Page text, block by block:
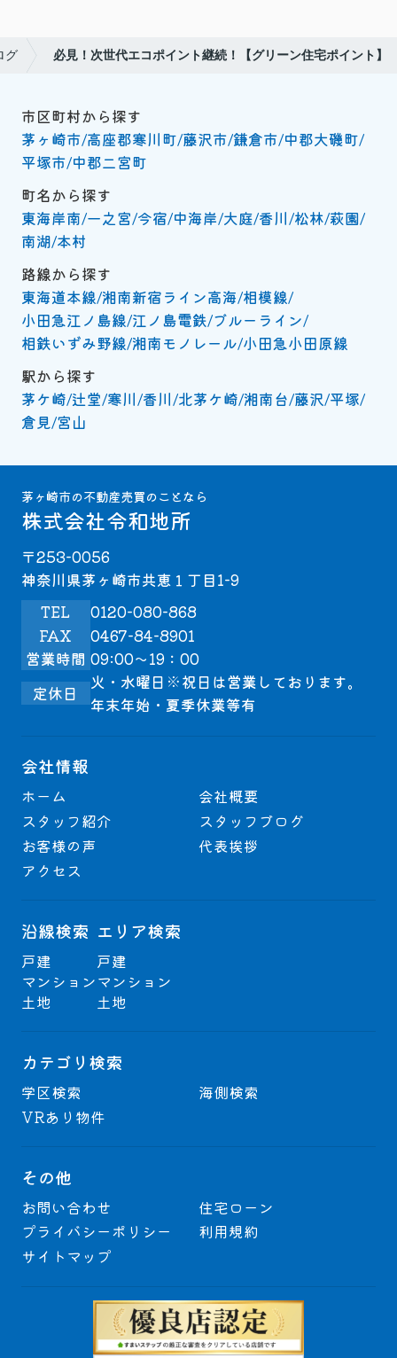
グ 必見！次世代エコポイント継続！【グリーン住宅ポイント】
市区町村から探す
茅ヶ崎市 高座郡寒川町 藤沢市 鎌倉市 中郡大磯町
平塚市 中郡二宮町
町名から探す
東海岸南 一之宮 今宿 中海岸 大庭 香川 松林 萩園
南湖 本村
路線から探す
東海道本線 湘南新宿ライン高海 相模線
小田急江ノ島線 江ノ島電鉄 ブルーライン
相鉄いずみ野線 湘南モノレール 小田急小田原線
駅から探す
茅ケ崎 辻堂 寒川 香川 北茅ケ崎 湘南台 藤沢 平塚
倉見 宮山
茅ヶ崎市の不動産売買のことなら
株式会社令和地所
〒253-0056
神奈川県茅ヶ崎市共恵１丁目1-9
TEL
0120-080-868
FAX
0467-84-8901
営業時間 09:00～19：00
定休日
火・水曜日※祝日は営業しております。
年末年始・夏季休業等有
会社情報
ホーム
会社概要
スタッフ紹介
スタッフブログ
お客様の声
代表挨拶
アクセス
沿線検索
戸建
マンション
土地
エリア検索
戸建
マンション
土地
カテゴリ検索
学区検索
海側検索
VRあり物件
その他
お問い合わせ
住宅ローン
プライバシーポリシー
利用規約
サイトマップ